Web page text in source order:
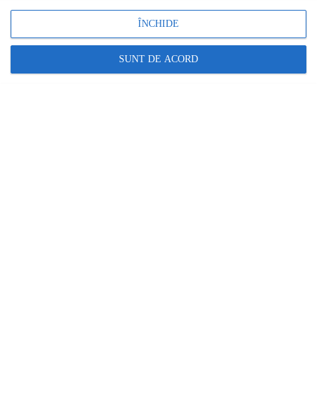
Proinvest Group investeste zece milioane de euro intr-o
fabr...
ÎNCHIDE
SUNT DE ACORD